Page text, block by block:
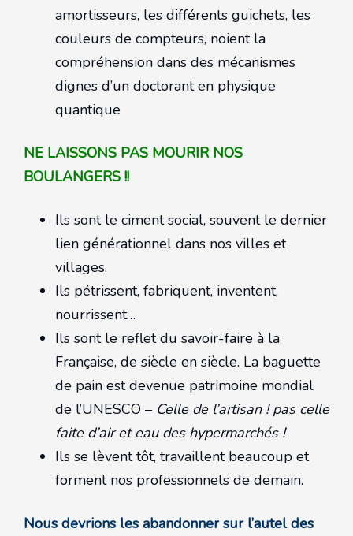
amortisseurs, les différents guichets, les
couleurs de compteurs, noient la
compréhension dans des mécanismes
dignes d’un doctorant en physique
quantique
NE LAISSONS PAS MOURIR NOS
BOULANGERS !!
Ils sont le ciment social, souvent le dernier
lien générationnel dans nos villes et
villages.
Ils pétrissent, fabriquent, inventent,
nourrissent…
Ils sont le reflet du savoir-faire à la
Française, de siècle en siècle. La baguette
de pain est devenue patrimoine mondial
de l’UNESCO – Celle de l’artisan ! pas celle
faite d’air et eau des hypermarchés !
Ils se lèvent tôt, travaillent beaucoup et
forment nos professionnels de demain.
Nous devrions les abandonner sur l’autel des